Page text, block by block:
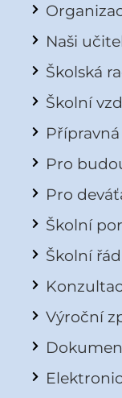
Naši
Školská
Školní
Pro
Pro
Školní
Školní
Výroční